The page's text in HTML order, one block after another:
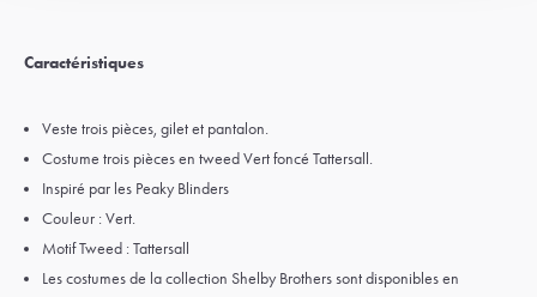
Caractéristiques
Veste trois pièces, gilet et pantalon.
Costume trois pièces en tweed Vert foncé Tattersall.
Inspiré par les Peaky Blinders
Couleur : Vert.
Motif Tweed : Tattersall
Les costumes de la collection Shelby Brothers sont disponibles en